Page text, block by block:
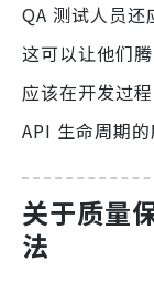
QA 测试人员
这可以让他们
应该在开发过
API 生命周期
关于质量
法